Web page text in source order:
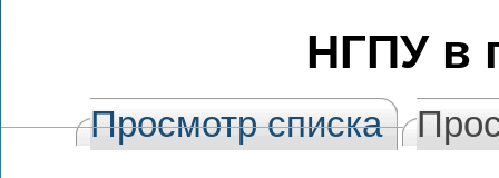
НГПУ в
Просмотр списка